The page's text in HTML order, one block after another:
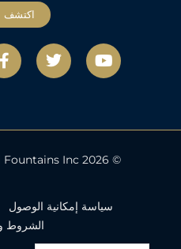
اكتشف
ي
و
ت
ب
ت
و
ي
ي
© 2026 Designed by Crystal Fountains Inc.
سياسة إمكانية الوصول
الشروط